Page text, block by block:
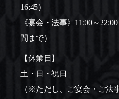
16:45）
《宴会・法事》11:00～
間まで）
【休業日】
土・日・祝日
（※ただし、ご宴会・ご法